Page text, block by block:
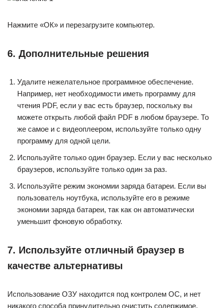
Нажмите «ОК» и перезагрузите компьютер.
6. Дополнительные решения
Удалите нежелательное программное обеспечение.
Например, нет необходимости иметь программу для
чтения PDF, если у вас есть браузер, поскольку вы
можете открыть любой файл PDF в любом браузере. То
же самое и с видеоплеером, используйте только одну
программу для одной цели.
Используйте только один браузер. Если у вас несколько
браузеров, используйте только один за раз.
Используйте режим экономии заряда батареи. Если вы
пользователь ноутбука, используйте его в режиме
экономии заряда батареи, так как он автоматически
уменьшит фоновую обработку.
7. Используйте отличный браузер в
качестве альтернативы
Использование ОЗУ находится под контролем ОС, и нет
никакого способа принудительно очистить содержимое.